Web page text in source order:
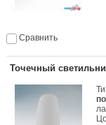
Сравнить
Точечный